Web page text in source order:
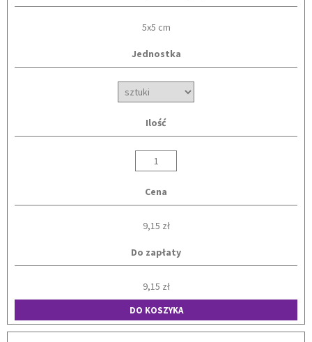
5x5 cm
Jednostka
Ilość
Cena
9,15 zł
Do zapłaty
9,15 zł
DO KOSZYKA